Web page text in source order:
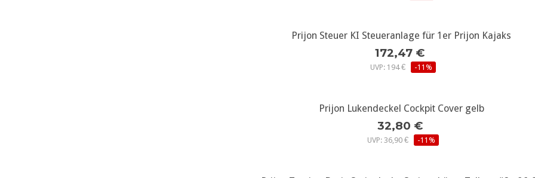
weitere Infos...
Prijon Steuer KI Steueranlage für 1er Prijon Kajaks
172,47 €
UVP: 194 € -11%
weitere Infos...Prijon Lukendeckel Cockpit Cover gelb
32,80 €
UVP: 36,90 € -11%